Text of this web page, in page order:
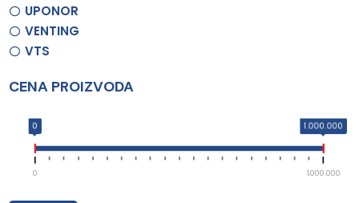
UPONOR
VENTING
VTS
CENA PROIZVODA
0 1.000.000
0 1.000.000